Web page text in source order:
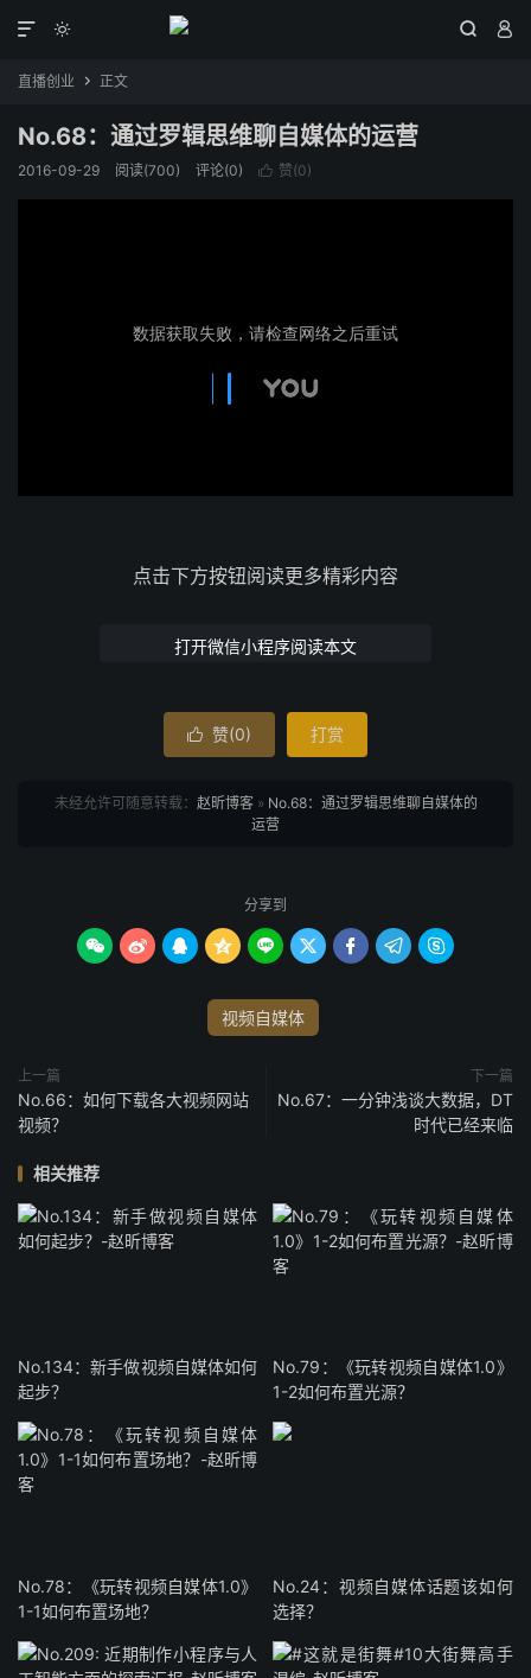
  

直播创业  正文
No.68：通过罗辑思维聊自媒体的运营
2016-09-29 阅读(700) 评论(0)  赞(0)
点击下方按钮阅读更多精彩内容
打开微信小程序阅读本文
 赞(0) 打赏
未经允许可随意转载： 赵昕博客» No.68：通过罗辑思维聊自媒体的
运营
分享到
        
视频自媒体
上一篇
No.66：如何下载各大视频网站
视频？
下一篇
No.67：一分钟浅谈大数据，DT
时代已经来临
相关推荐
No.134：新手做视频自媒体如何
起步？
No.79：《玩转视频自媒体1.0》
1-2如何布置光源？
No.78：《玩转视频自媒体1.0》
1-1如何布置场地？
No.24：视频自媒体话题该如何
选择？